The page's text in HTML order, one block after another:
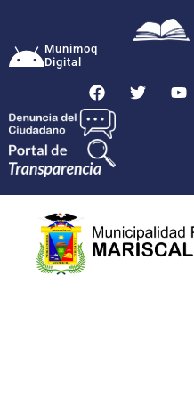
Munimoq
Digital